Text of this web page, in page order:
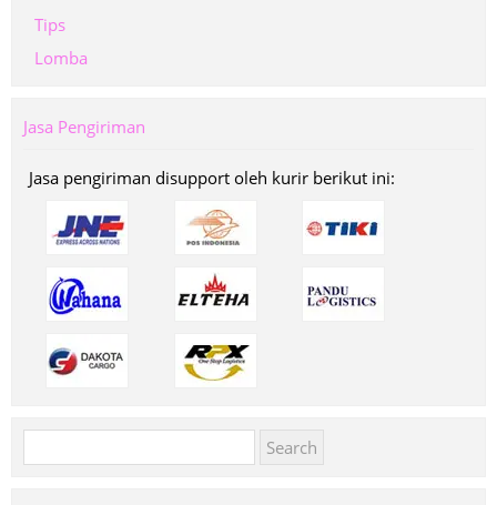
Tips
Lomba
Jasa Pengiriman
Jasa pengiriman disupport oleh kurir berikut ini:
for: